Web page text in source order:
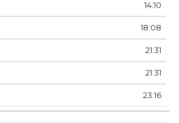
14:10
18:08
21:31
21:31
23:16